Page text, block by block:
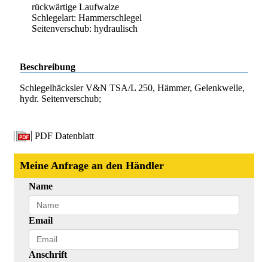
rückwärtige Laufwalze
Schlegelart: Hammerschlegel
Seitenverschub: hydraulisch
Beschreibung
Schlegelhäcksler V&N TSA/L 250, Hämmer, Gelenkwelle,
hydr. Seitenverschub;
PDF Datenblatt
Meine Anfrage an den Händler
Name
Email
Anschrift